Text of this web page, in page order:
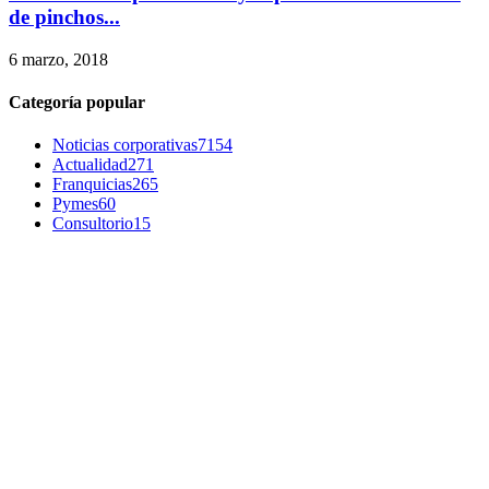
de pinchos...
6 marzo, 2018
Categoría popular
Noticias corporativas7154
Actualidad271
Franquicias265
Pymes60
Consultorio15